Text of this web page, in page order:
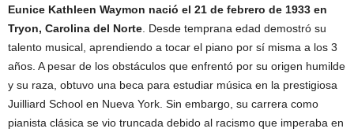
Eunice Kathleen Waymon nació el 21 de febrero de 1933 en
Tryon, Carolina del Norte . Desde temprana edad demostró su
talento musical, aprendiendo a tocar el piano por sí misma a los 3
años. A pesar de los obstáculos que enfrentó por su origen humilde
y su raza, obtuvo una beca para estudiar música en la prestigiosa
Juilliard School en Nueva York. Sin embargo, su carrera como
pianista clásica se vio truncada debido al racismo que imperaba en